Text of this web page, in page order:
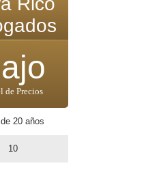
de Precios
20 años
10